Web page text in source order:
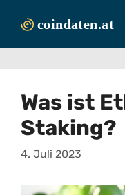
Inhalt
Was ist
Staking?
4. Juli 2023